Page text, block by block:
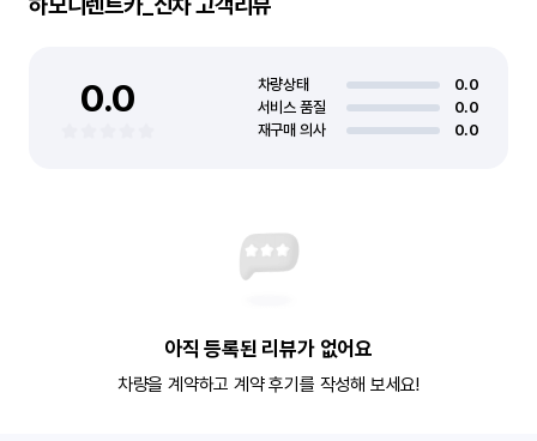
0.0 차량상태
0.0
서비스 품질
0.0
재구매 의사
0.0
아직 등록된 리뷰가 없어요
차량을 계약하고 계약 후기를 작성해 보세요!